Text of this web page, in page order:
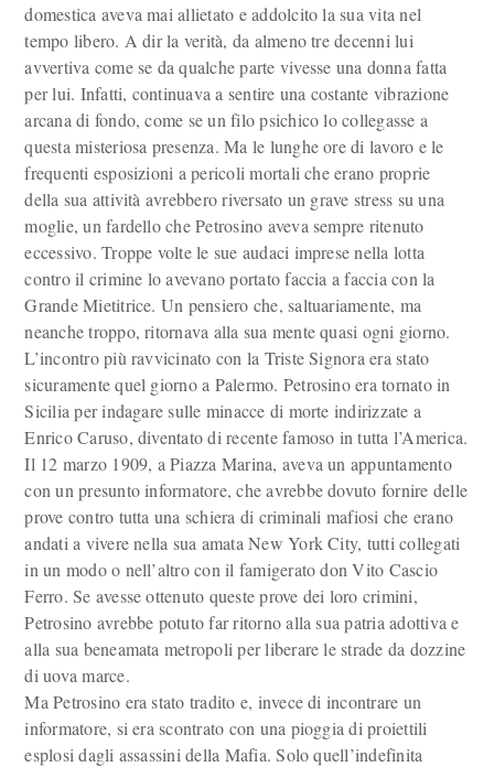
domestica aveva mai allietato e addolcito la sua vita nel
tempo libero. A dir la verità, da almeno tre decenni lui
avvertiva come se da qualche parte vivesse una donna fatta
per lui. Infatti, continuava a sentire una costante vibrazione
arcana di fondo, come se un filo psichico lo collegasse a
questa misteriosa presenza. Ma le lunghe ore di lavoro e le
frequenti esposizioni a pericoli mortali che erano proprie
della sua attività avrebbero riversato un grave stress su una
moglie, un fardello che Petrosino aveva sempre ritenuto
eccessivo. Troppe volte le sue audaci imprese nella lotta
contro il crimine lo avevano portato faccia a faccia con la
Grande Mietitrice. Un pensiero che, saltuariamente, ma
neanche troppo, ritornava alla sua mente quasi ogni giorno.
L’incontro più ravvicinato con la Triste Signora era stato
sicuramente quel giorno a Palermo. Petrosino era tornato in
Sicilia per indagare sulle minacce di morte indirizzate a
Enrico Caruso, diventato di recente famoso in tutta l’America.
Il 12 marzo 1909, a Piazza Marina, aveva un appuntamento
con un presunto informatore, che avrebbe dovuto fornire delle
prove contro tutta una schiera di criminali mafiosi che erano
andati a vivere nella sua amata New York City, tutti collegati
in un modo o nell’altro con il famigerato don Vito Cascio
Ferro. Se avesse ottenuto queste prove dei loro crimini,
Petrosino avrebbe potuto far ritorno alla sua patria adottiva e
alla sua beneamata metropoli per liberare le strade da dozzine
di uova marce.
Ma Petrosino era stato tradito e, invece di incontrare un
informatore, si era scontrato con una pioggia di proiettili
esplosi dagli assassini della Mafia. Solo quell’indefinita